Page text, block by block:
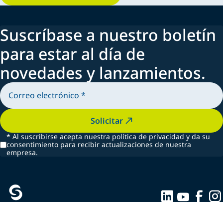
Suscríbase a nuestro boletín
para estar al día de
novedades y lanzamientos.
Solicitar
* Al suscribirse acepta nuestra política de privacidad y da su
consentimiento para recibir actualizaciones de nuestra
empresa.